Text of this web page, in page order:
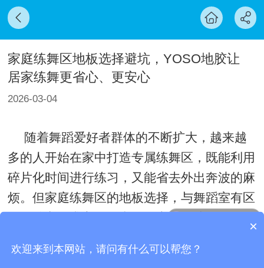
家庭练舞区地板选择避坑，YOSO地胶让
居家练舞更省心、更安心
2026-03-04
随着舞蹈爱好者群体的不断扩大，越来越
多的人开始在家中打造专属练舞区，既能利用
碎片化时间进行练习，又能省去外出奔波的麻
烦。但家庭练舞区的地板选择，与舞蹈室有区
护自己和家人的关节健康。很多人在家练舞
现在有优惠活动吗
×
欢迎来到本网站，请问有什么可以帮您？